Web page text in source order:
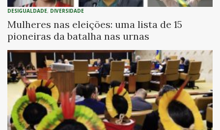
DESIGUALDADE, DIVERSIDADE
Mulheres nas eleições: uma lista de 15
pioneiras da batalha nas urnas